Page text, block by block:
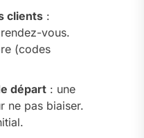
clients :
vous.
(codes
départ : une
ne pas biaiser.